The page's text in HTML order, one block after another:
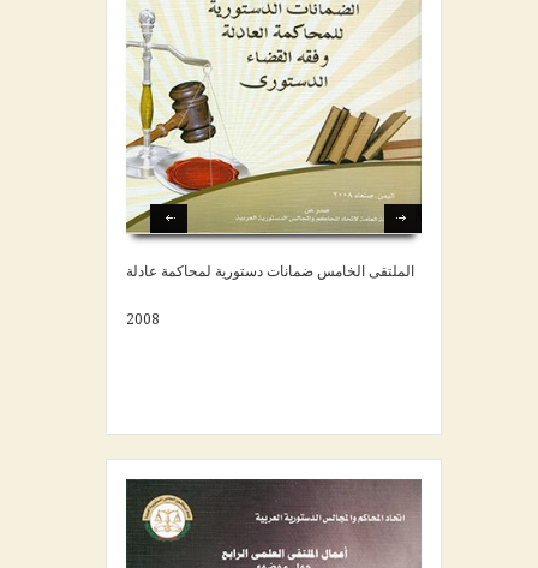
الملتقى الخامس ضمانات دستورية لمحاكمة عادلة
2008